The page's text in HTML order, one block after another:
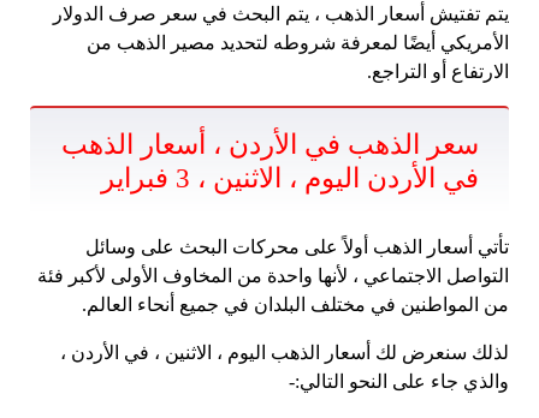
يتم تفتيش أسعار الذهب ، يتم البحث في سعر صرف الدولار
الأمريكي أيضًا لمعرفة شروطه لتحديد مصير الذهب من
الارتفاع أو التراجع.
سعر الذهب في الأردن ، أسعار الذهب
في الأردن اليوم ، الاثنين ، 3 فبراير
تأتي أسعار الذهب أولاً على محركات البحث على وسائل
التواصل الاجتماعي ، لأنها واحدة من المخاوف الأولى لأكبر فئة
من المواطنين في مختلف البلدان في جميع أنحاء العالم.
لذلك سنعرض لك أسعار الذهب اليوم ، الاثنين ، في الأردن ،
والذي جاء على النحو التالي:-